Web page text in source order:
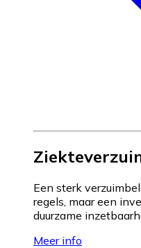
Een sterk
regels, maar een
duurzame
Meer info